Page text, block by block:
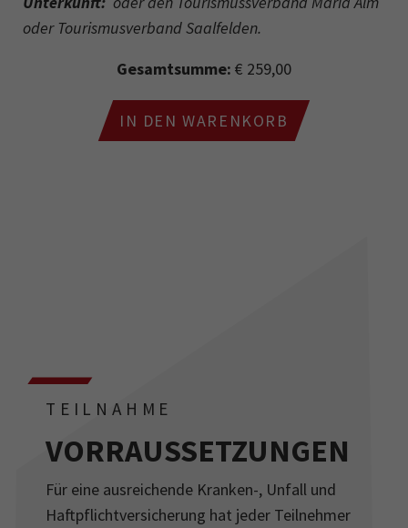
oder Tourismusverband Saalfelden.
Gesamtsumme: € 259,00
IN DEN WARENKORB
TEILNAHME
VORRAUSSETZUNGEN
Für eine ausreichende Kranken-, Unfall und
Haftpflichtversicherung hat jeder Teilnehmer